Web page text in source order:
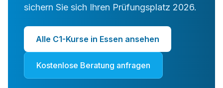
sichern Sie sich Ihren Prüfungsplatz 2026.
Alle C1-Kurse in Essen ansehen
Kostenlose Beratung anfragen